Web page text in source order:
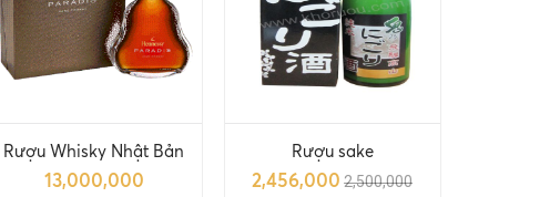
Rượu Whisky Nhật Bản
13,000,000
Rượu sake
2,456,000 2,500,000